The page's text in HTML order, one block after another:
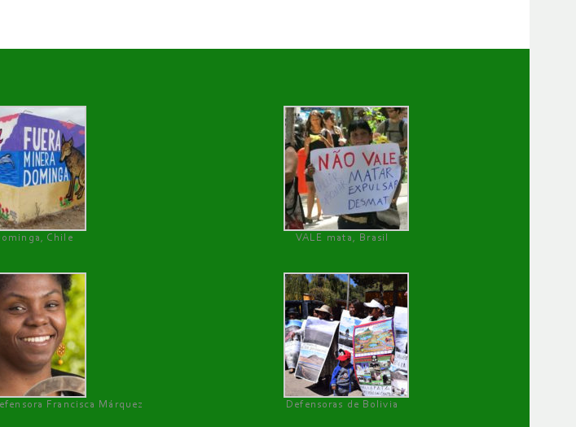
Chile
VALE mata, Brasil
Francisca Márquez Defensoras de Bolivia